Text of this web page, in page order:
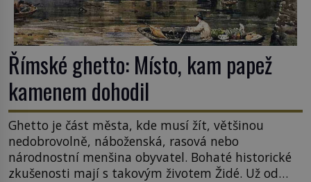
Římské ghetto: Místo, kam papež
kamenem dohodil
Ghetto je část města, kde musí žít, většinou
nedobrovolně, náboženská, rasová nebo
národnostní menšina obyvatel. Bohaté historické
zkušenosti mají s takovým životem Židé. Už od